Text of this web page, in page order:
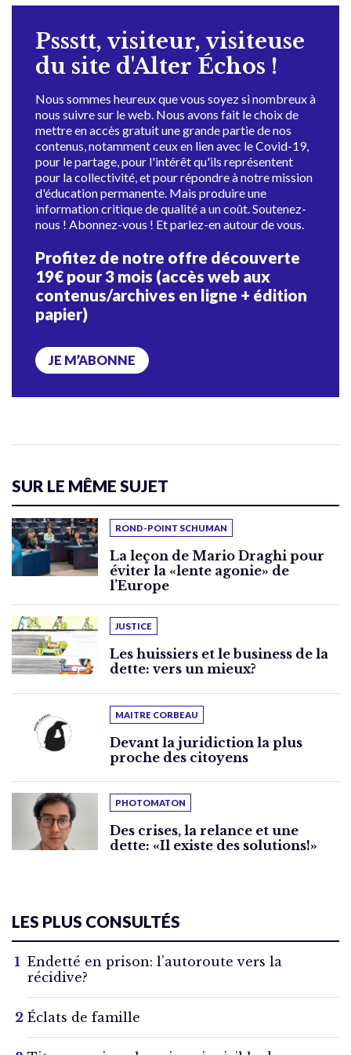
Pssstt, visiteur, visiteuse
du site d'Alter Échos !
Nous sommes heureux que vous soyez si nombreux à
nous suivre sur le web. Nous avons fait le choix de
mettre en accès gratuit une grande partie de nos
contenus, notamment ceux en lien avec le Covid-19,
pour le partage, pour l'intérêt qu'ils représentent
pour la collectivité, et pour répondre à notre mission
d'éducation permanente. Mais produire une
information critique de qualité a un coût. Soutenez-
nous ! Abonnez-vous ! Et parlez-en autour de vous.
Profitez de notre offre découverte
19€ pour 3 mois (accès web aux
contenus/archives en ligne + édition
papier)
JE M’ABONNE
SUR LE MÊME SUJET
ROND-POINT SCHUMAN
La leçon de Mario Draghi pour
éviter la «lente agonie» de
l’Europe
JUSTICE
Les huissiers et le business de la
dette: vers un mieux?
MAITRE CORBEAU
Devant la juridiction la plus
proche des citoyens
PHOTOMATON
Des crises, la relance et une
dette: «Il existe des solutions!»
LES PLUS CONSULTÉS
Endetté en prison: l’autoroute vers la
récidive?
Éclats de famille